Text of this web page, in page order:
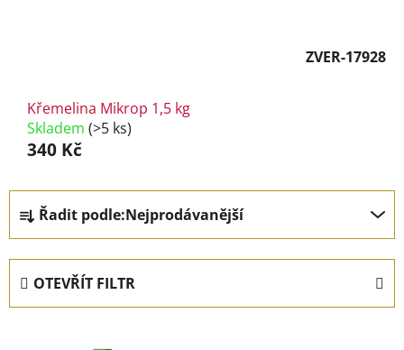
ZVER-17928
Křemelina Mikrop 1,5 kg
Skladem (>5 ks)
340 Kč
Ř
a
z
e
n
í
Řadit podle:Nejprodávanější
OTEVŘÍT FILTR